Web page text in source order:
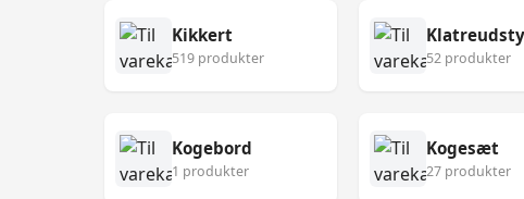
Kikkert
519 produkter 52 produkter
Kogebord
1 produkter
Kogesæt
27 produkter